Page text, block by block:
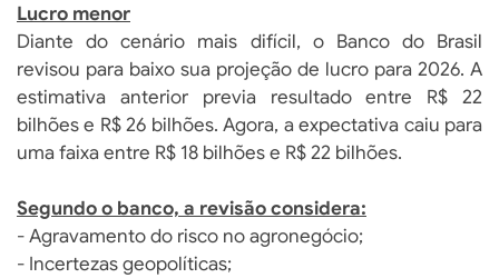
Lucro menor
Diante do cenário mais difícil, o Banco do Brasil
revisou para baixo sua projeção de lucro para 2026. A
estimativa anterior previa resultado entre R$ 22
bilhões e R$ 26 bilhões. Agora, a expectativa caiu para
uma faixa entre R$ 18 bilhões e R$ 22 bilhões.
Segundo o banco, a revisão considera:
- Agravamento do risco no agronegócio;
- Incertezas geopolíticas;